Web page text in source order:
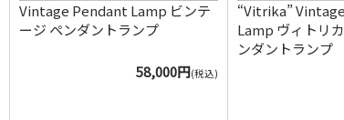
Vintage Pendant Lamp ビンテ
ージ ペンダントランプ
58,000円(税込)
“Vitrika”
Lamp ヴィトリ
ンダントランプ